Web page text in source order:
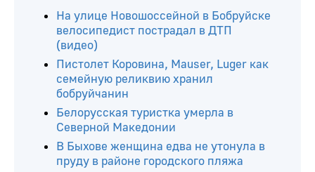
На улице Новошоссейной в Бобруйске
велосипедист пострадал в ДТП
(видео)
Пистолет Коровина, Mauser, Luger как
семейную реликвию хранил
бобруйчанин
Белорусская туристка умерла в
Северной Македонии
В Быхове женщина едва не утонула в
пруду в районе городского пляжа